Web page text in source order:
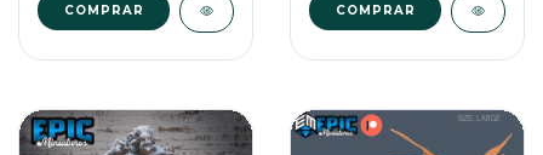
COMPRAR COMPRAR